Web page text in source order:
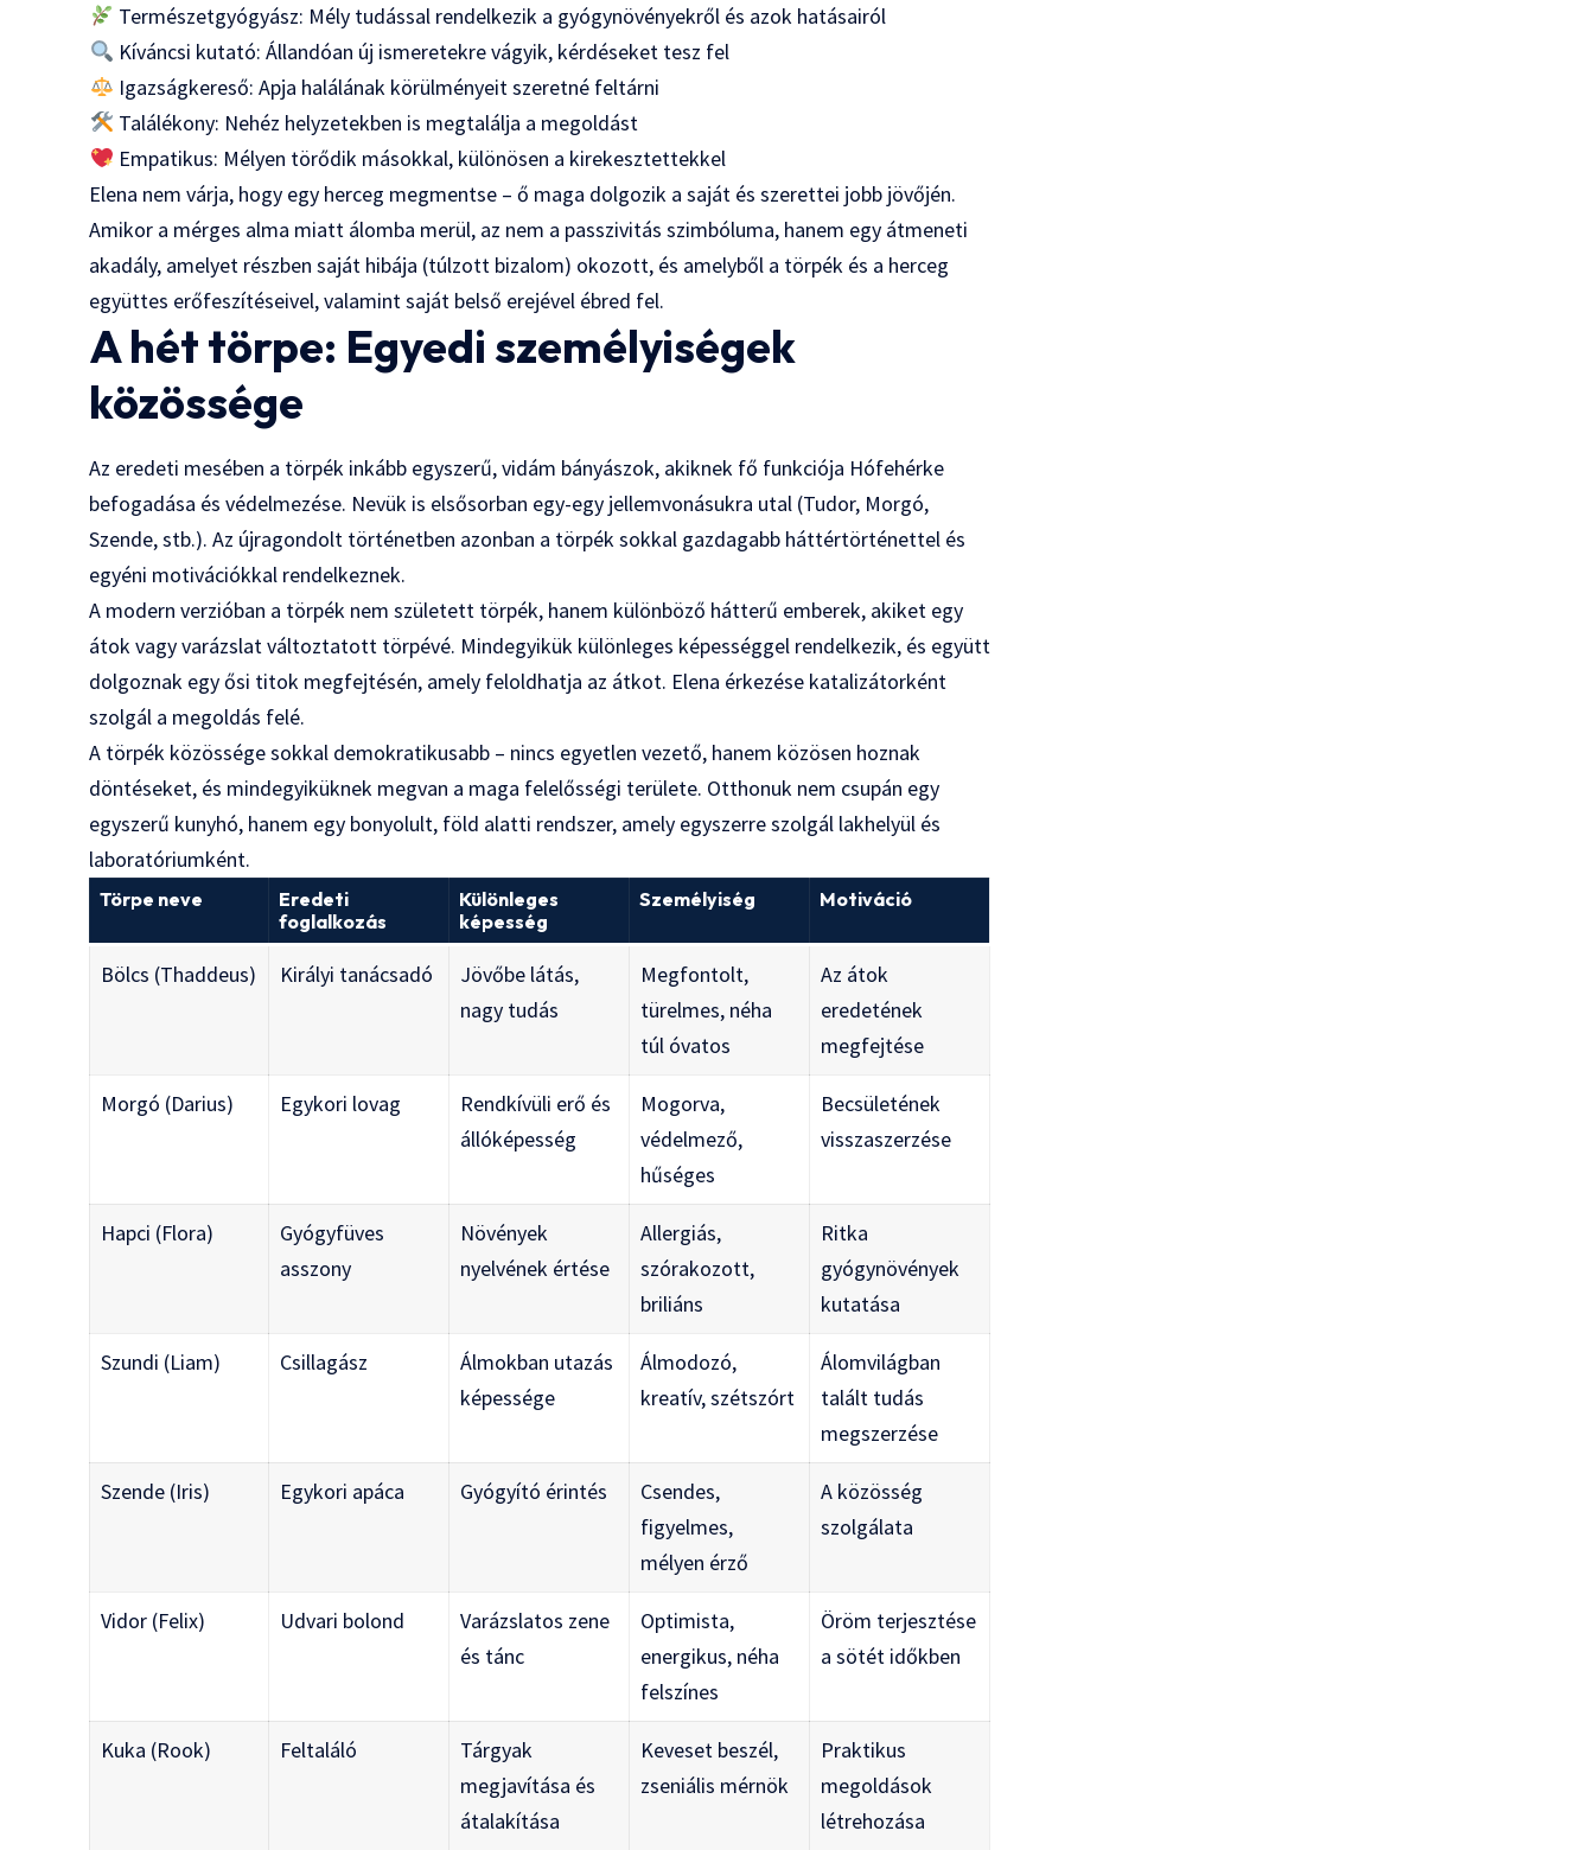
Természetgyógyász: Mély tudással rendelkezik a gyógynövényekről és azok hatásairól
Kíváncsi kutató: Állandóan új ismeretekre vágyik, kérdéseket tesz fel
Igazságkereső: Apja halálának körülményeit szeretné feltárni
Találékony: Nehéz helyzetekben is megtalálja a megoldást
Empatikus: Mélyen törődik másokkal, különösen a kirekesztettekkel
Elena nem várja, hogy egy herceg megmentse – ő maga dolgozik a saját és szerettei jobb jövőjén.
Amikor a mérges alma miatt álomba merül, az nem a passzivitás szimbóluma, hanem egy átmeneti
akadály, amelyet részben saját hibája (túlzott bizalom) okozott, és amelyből a törpék és a herceg
együttes erőfeszítéseivel, valamint saját belső erejével ébred fel.
A hét törpe: Egyedi személyiségek
közössége
Az eredeti mesében a törpék inkább egyszerű, vidám bányászok, akiknek fő funkciója Hófehérke
befogadása és védelmezése. Nevük is elsősorban egy-egy jellemvonásukra utal (Tudor, Morgó,
Szende, stb.). Az újragondolt történetben azonban a törpék sokkal gazdagabb háttértörténettel és
egyéni motivációkkal rendelkeznek.
A modern verzióban a törpék nem született törpék, hanem különböző hátterű emberek, akiket egy
átok vagy varázslat változtatott törpévé. Mindegyikük különleges képességgel rendelkezik, és együtt
dolgoznak egy ősi titok megfejtésén, amely feloldhatja az átkot. Elena érkezése katalizátorként
szolgál a megoldás felé.
A törpék közössége sokkal demokratikusabb – nincs egyetlen vezető, hanem közösen hoznak
döntéseket, és mindegyiküknek megvan a maga felelősségi területe. Otthonuk nem csupán egy
egyszerű kunyhó, hanem egy bonyolult, föld alatti rendszer, amely egyszerre szolgál lakhelyül és
laboratóriumként.
Törpe neve
Eredeti
foglalkozás
Különleges
képesség
Személyiség Motiváció
Bölcs (Thaddeus) Királyi tanácsadó
Jövőbe látás,
nagy tudás
Megfontolt,
türelmes, néha
túl óvatos
Az átok
eredetének
megfejtése
Morgó (Darius) Egykori lovag
Rendkívüli erő és
állóképesség
Mogorva,
védelmező,
hűséges
Becsületének
visszaszerzése
Hapci (Flora)
Gyógyfüves
asszony
Növények
nyelvének értése
Allergiás,
szórakozott,
briliáns
Ritka
gyógynövények
kutatása
Szundi (Liam) Csillagász
Álmokban utazás
képessége
Álmodozó,
kreatív, szétszórt
Álomvilágban
talált tudás
megszerzése
Szende (Iris) Egykori apáca Gyógyító érintés
Csendes,
figyelmes,
mélyen érző
A közösség
szolgálata
Vidor (Felix) Udvari bolond
Varázslatos zene
és tánc
Optimista,
energikus, néha
felszínes
Öröm terjesztése
a sötét időkben
Kuka (Rook) Feltaláló
Tárgyak
megjavítása és
átalakítása
Keveset beszél,
zseniális mérnök
Praktikus
megoldások
létrehozása